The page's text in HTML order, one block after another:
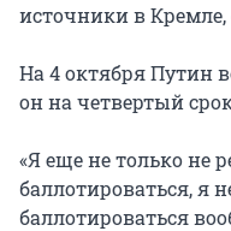
источники в
На 4 октября Путин
он на четвертый
«Я еще не только не
баллотироваться, я
баллотироваться